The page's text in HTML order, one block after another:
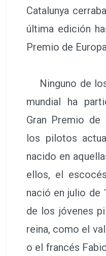
Catalunya
última edición
Premio de
Ninguno de
mundial ha
Gran Premio de
los pilotos
nacido en
ellos, el
nació en julio de
de los jóvenes
reina, como el
o el francés